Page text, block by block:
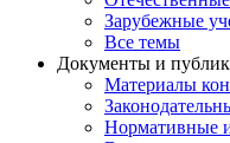
Зарубежные
Все темы
Документы и
Материалы
Нормативные